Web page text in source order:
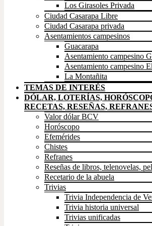
Los Girasoles Privada
Ciudad Casarapa Libre
Ciudad Casarapa privada
Asentamientos campesinos
Guacarapa
Asentamiento campesino
Asentamiento campesino
La Montañita
TEMAS DE INTERÉS
DÓLAR, LOTERÍAS,
RECETAS, RESEÑAS,
Valor dólar BCV
Horóscopo
Efemérides
Chistes
Refranes
Reseñas de libros, telenovelas,
Recetario de la abuela
Trivias
Trivia Independencia de
Trivia historia universal
Trivias unificadas